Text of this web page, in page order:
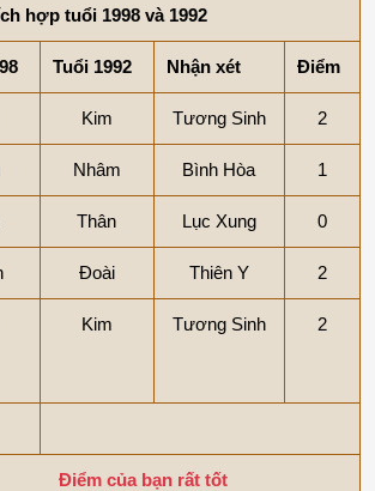
hợp tuổi 1998 và 1992
Tuổi 1992 Nhận xét Điểm
Kim Tương Sinh 2
Nhâm Bình Hòa 1
Thân Lục Xung 0
Đoài Thiên Y 2
Kim Tương Sinh 2
Điểm của bạn rất tốt